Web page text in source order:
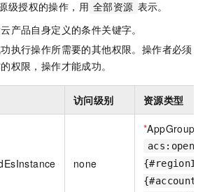
级授权的操作，用 全部资源 表示。
产品自身定义的条件关键字。
执行操作所需要的其他权限。操作者必须
权限，操作才能成功。
访问级别 资源类型
none
*AppGroup